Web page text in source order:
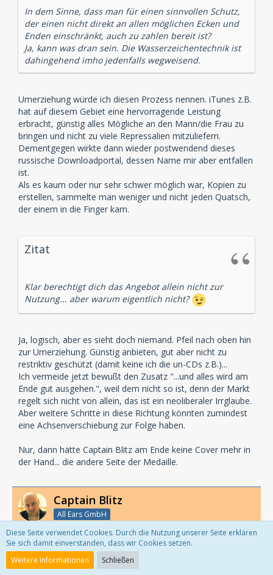
In dem Sinne, dass man für einen sinnvollen Schutz,
der einen nicht direkt an allen möglichen Ecken und
Enden einschränkt, auch zu zahlen bereit ist?
Ja, kann was dran sein. Die Wasserzeichentechnik ist
dahingehend imho jedenfalls wegweisend.
Umerziehung würde ich diesen Prozess nennen. iTunes z.B.
hat auf diesem Gebiet eine hervorragende Leistung
erbracht, günstig alles Mögliche an den Mann/die Frau zu
bringen und nicht zu viele Repressalien mitzuliefern.
Dementgegen wirkte dann wieder postwendend dieses
russische Downloadportal, dessen Name mir aber entfallen
ist.
Als es kaum oder nur sehr schwer möglich war, Kopien zu
erstellen, sammelte man weniger und nicht jeden Quatsch,
der einem in die Finger kam.
Zitat
Klar berechtigt dich das Angebot allein nicht zur
Nutzung... aber warum eigentlich nicht?
Ja, logisch, aber es sieht doch niemand. Pfeil nach oben hin
zur Umerziehung. Günstig anbieten, gut aber nicht zu
restriktiv geschützt (damit keine ich die un-CDs z.B.)...
Ich vermeide jetzt bewußt den Zusatz "...und alles wird am
Ende gut ausgehen.", weil dem nicht so ist, denn der Markt
regelt sich nicht von allein, das ist ein neoliberaler Irrglaube.
Aber weitere Schritte in diese Richtung könnten zumindest
eine Achsenverschiebung zur Folge haben.
Nur, dann hätte Captain Blitz am Ende keine Cover mehr in
der Hand... die andere Seite der Medaille.
Captain Blitz
All Ears GmbH
12. Juli 2008
Diese Seite verwendet Cookies. Durch die Nutzung unserer Seite erklären
Sie sich damit einverstanden, dass wir Cookies setzen.
Weitere Informationen
Schließen